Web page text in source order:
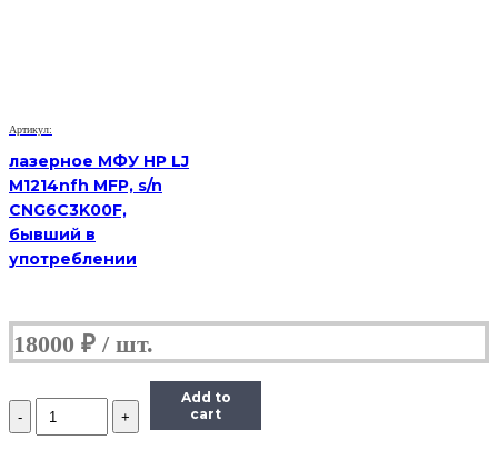
Артикул:
лазерное МФУ HP LJ
M1214nfh MFP, s/n
CNG6C3K00F,
бывший в
употреблении
18000 ₽
Количество
МФУ
Add to
cart